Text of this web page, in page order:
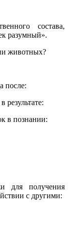
состава,
разумный».
животных?
после:
результате:
в познании:
для получения
с другими: